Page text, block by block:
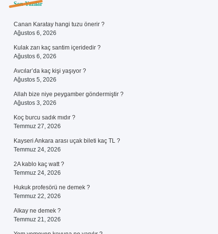
Sidebar
Son Yazılar
Canan Karatay hangi tuzu önerir ?
Ağustos 6, 2026
Kulak zarı kaç santim içeridedir ?
Ağustos 6, 2026
Avcılar’da kaç kişi yaşıyor ?
Ağustos 5, 2026
Allah bize niye peygamber göndermiştir ?
Ağustos 3, 2026
Koç burcu sadık mıdır ?
Temmuz 27, 2026
Kayseri Ankara arası uçak bileti kaç TL ?
Temmuz 24, 2026
2A kablo kaç watt ?
Temmuz 24, 2026
Hukuk profesörü ne demek ?
Temmuz 22, 2026
Alkay ne demek ?
Temmuz 21, 2026